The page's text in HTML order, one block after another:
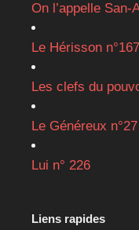
On l’appelle San-
Le Hérisson
Les clefs du
Le Généreux n°27
Lui n° 226
Liens rapides